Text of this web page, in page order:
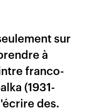
sur
à
franco-
(1931-
des.